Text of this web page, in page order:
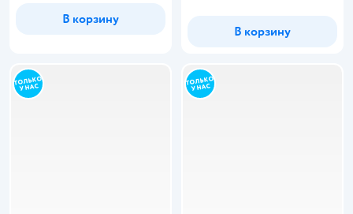
В корзину
В корзину